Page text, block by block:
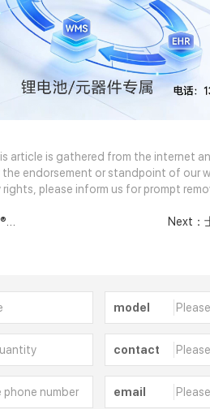
article is gathered from the internet
endorsement or standpoint of our
please inform us for prompt
Next：
model
contact
email